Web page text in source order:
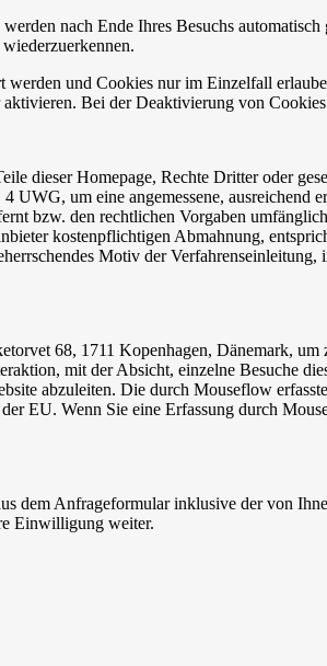
nach Ende Ihres Besuchs
und Cookies nur im Einzelfall
Bei der Deaktivierung von
dieser Homepage, Rechte Dritter oder
um eine angemessene, ausreichend
bzw. den rechtlichen Vorgaben
kostenpflichtigen Abmahnung,
Motiv der
68, 1711 Kopenhagen, Dänemark,
mit der Absicht, einzelne Besuche
abzuleiten. Die durch Mouseflow
EU. Wenn Sie eine Erfassung durch
dem Anfrageformular inklusive der von
Einwilligung weiter.